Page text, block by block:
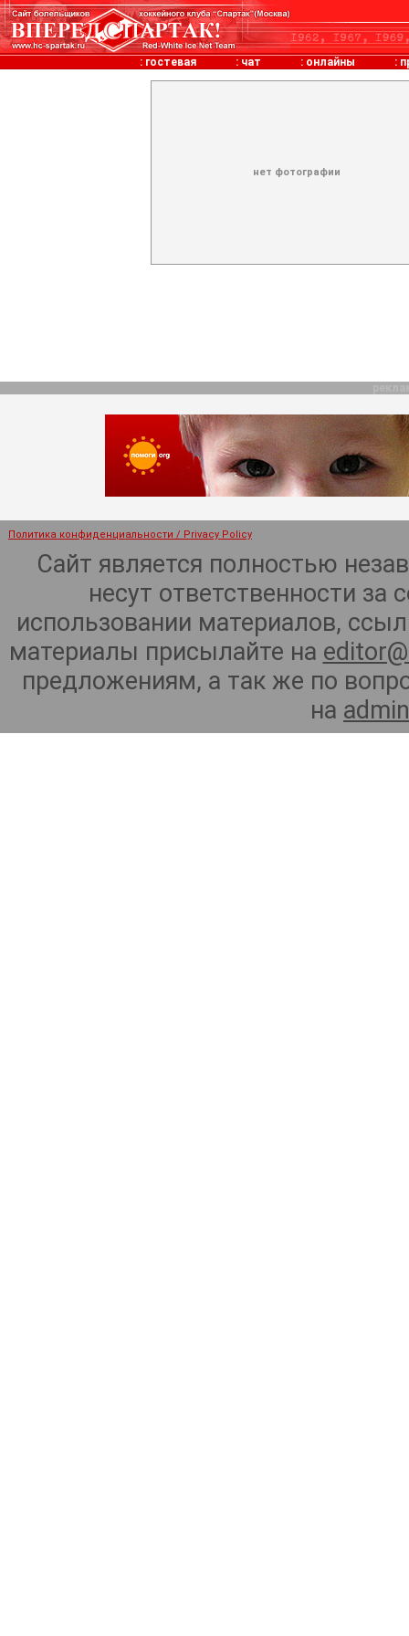
: гостевая : чат : онлайны :
нет фотографии
Политика конфиденциальности / Privacy Policy
Сайт является полностью
несут ответственности
использовании материалов,
материалы присылайте на
предложениям, а так же по
на